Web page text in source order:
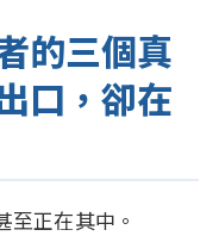
的三個真
口，卻在
至正在其中。